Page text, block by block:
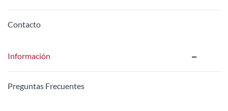
Contacto
Información
Preguntas Frecuentes